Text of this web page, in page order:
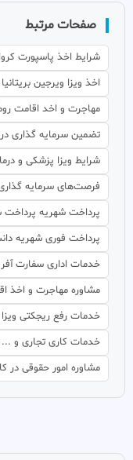
صفحات مرتبط
شرایط اخذ پاسپورت
اخذ ویزا ویرجین
مهاجرت و اخد اقامت
تضمین سرمایه گذاری
شرایط ویزا پزشکی و
فرصت‌های سرمایه
پرداخت شهریه پرداخت
پرداخت فوری شهریه
خدمات اداری سفارت
مشاوره مهاجرت و اخذ
خدمات رفع ریجکتی ویزا
خدمات کاری تجاری و ...
مشاوره امور حقوقی در